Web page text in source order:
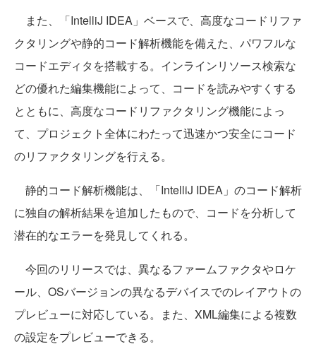
また、「IntelliJ IDEA」ベースで、高度なコードリファ
クタリングや静的コード解析機能を備えた、パワフルな
コードエディタを搭載する。インラインリソース検索な
どの優れた編集機能によって、コードを読みやすくする
とともに、高度なコードリファクタリング機能によっ
て、プロジェクト全体にわたって迅速かつ安全にコード
のリファクタリングを行える。
静的コード解析機能は、「IntelliJ IDEA」のコード解析
に独自の解析結果を追加したもので、コードを分析して
潜在的なエラーを発見してくれる。
今回のリリースでは、異なるファームファクタやロケ
ール、OSバージョンの異なるデバイスでのレイアウトの
プレビューに対応している。また、XML編集による複数
の設定をプレビューできる。